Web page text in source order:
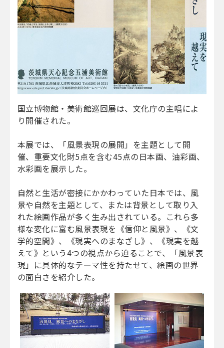
国立博物館・美術館巡回展は、文化庁の主唱によ
り開催された。
本展では、「風景表現の展開」を主題として開
催、重要文化財5点を含む45点の日本画、油彩画、
水彩画を展示した。
自然と生活が密接にかかわっていた日本では、風
景や自然を主題として、または背景として取り入
れた絵画作品が多く生み出されている。これら多
様な変化に富む風景表現を《信仰と風景》、《文
学的空間》、《現実へのまなざし》、《現実を越
えて》という4つの視点から迫ることで、「風景表
現」に具体的なテーマ性を持たせて、絵画の世界
の面白さを紹介した。